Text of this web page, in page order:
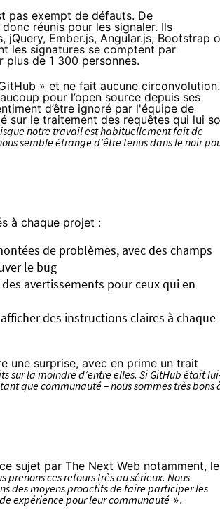
pas exempt de défauts. De
réunis pour les signaler. Ils
Ember.js, Angular.js, Bootstrap
les signatures se comptent par
plus de 1 300 personnes.
» et ne fait aucune circonvolution.
pour l’open source depuis ses
d’être ignoré par l'équipe de
sur le traitement des requêtes qui lui
notre travail est habituellement fait de
semble étrange d’être tenus dans le noir
à chaque projet :
de problèmes, avec des champs
le bug
avertissements pour ceux qui en
des instructions claires à chaque
une surprise, avec en prime un trait
sur la moindre d’entre elles. Si GitHub était
que communauté – nous sommes très bons
sujet par The Next Web notamment, le
ces retours très au sérieux. Nous
des moyens proactifs de faire participer les
expérience pour leur communauté ».